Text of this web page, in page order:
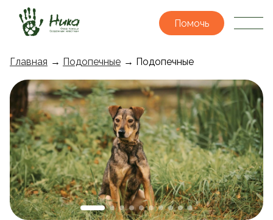
Помочь
Главная → Подопечные → Подопечные